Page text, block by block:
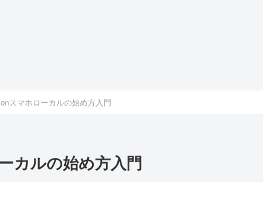
スマホローカルの始め方入門
カルの始め方入門